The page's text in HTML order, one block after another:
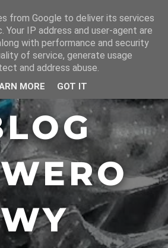
WY
from Google to deliver its services
Your IP address and user-agent are
with performance and security
of service, generate usage
and address abuse.
MORE GOT IT